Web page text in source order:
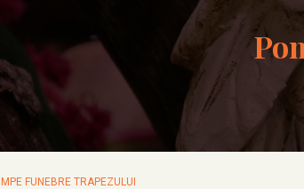
FUNEBRE TRAPEZULUI